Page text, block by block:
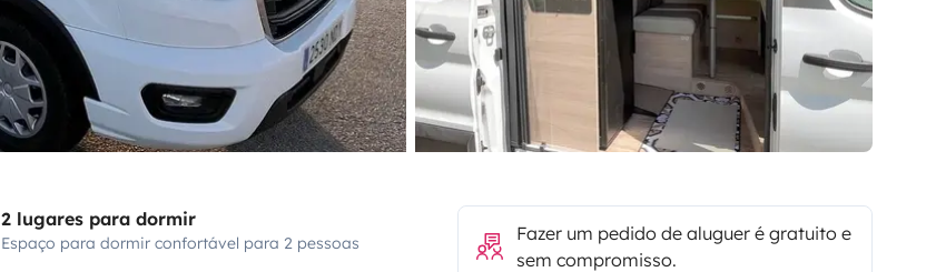
2 lugares para dormir
Espaço para dormir confortável para 2 pessoas
Fazer um pedido de aluguer é gratuito e
sem compromisso.